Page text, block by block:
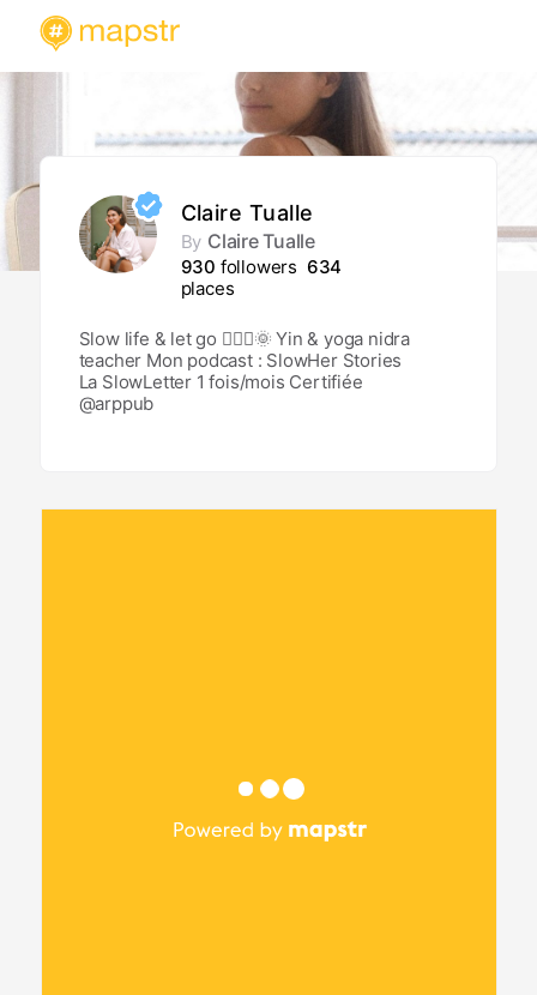
Claire Tualle
By Claire Tualle
930 followers 634
places
Slow life & let go 🧘🏻‍♀️🌞 Yin & yoga nidra
teacher Mon podcast : SlowHer Stories
La SlowLetter 1 fois/mois Certifiée
@arppub